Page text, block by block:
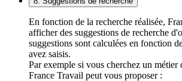
En fonction de la recherche réalisée,
afficher des suggestions de recherche
suggestions sont calculées en fonction
avez saisis.
Par exemple si vous cherchez un
France Travail peut vous proposer :